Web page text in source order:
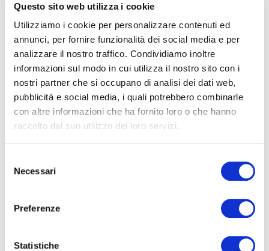
Questo sito web utilizza i cookie
Utilizziamo i cookie per personalizzare contenuti ed
annunci, per fornire funzionalità dei social media e per
analizzare il nostro traffico. Condividiamo inoltre
informazioni sul modo in cui utilizza il nostro sito con i
nostri partner che si occupano di analisi dei dati web,
pubblicità e social media, i quali potrebbero combinarle
con altre informazioni che ha fornito loro o che hanno
raccolto dal suo utilizzo dei loro servizi.
delNecessari
Preferenze
Statistiche
22/09/2020
Leggi